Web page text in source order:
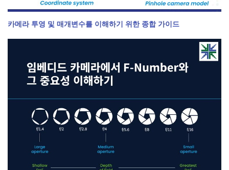
카메라 투영 및 매개변수를 이해하기 위한 종합 가이드